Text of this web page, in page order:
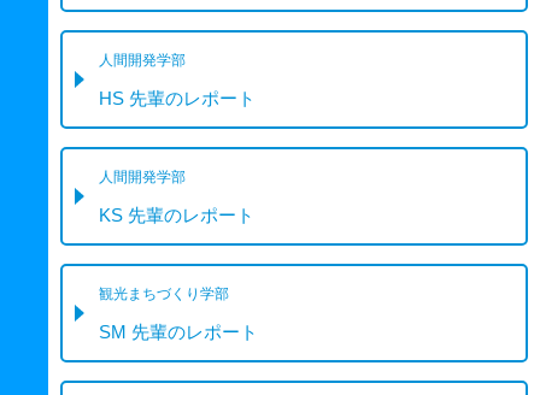
人間開発学部
HS 先輩のレポート
人間開発学部
KS 先輩のレポート
観光まちづくり学部
SM 先輩のレポート